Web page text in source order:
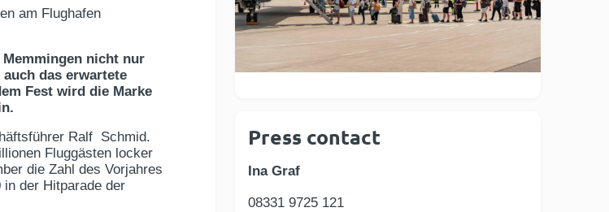
am Flughafen
nicht nur
das erwartete
Fest wird die Marke
Ralf Schmid.
Fluggästen locker
die Zahl des Vorjahres
der Hitparade der
Press contact
Ina Graf
08331 9725 121